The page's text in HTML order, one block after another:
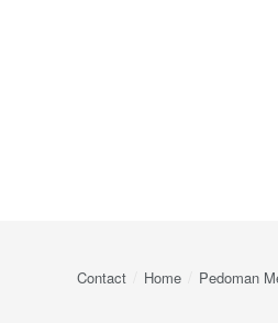
Contact Home Pedoman